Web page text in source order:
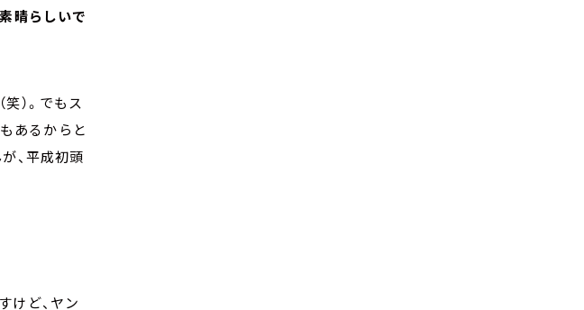
晴らしいで
）。でもス
あるからと
、平成初頭
けど、ヤン